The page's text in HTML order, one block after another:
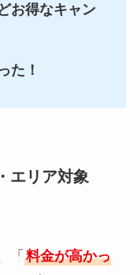
お得なキャン
た！
エリア対象
「 料金が高かっ